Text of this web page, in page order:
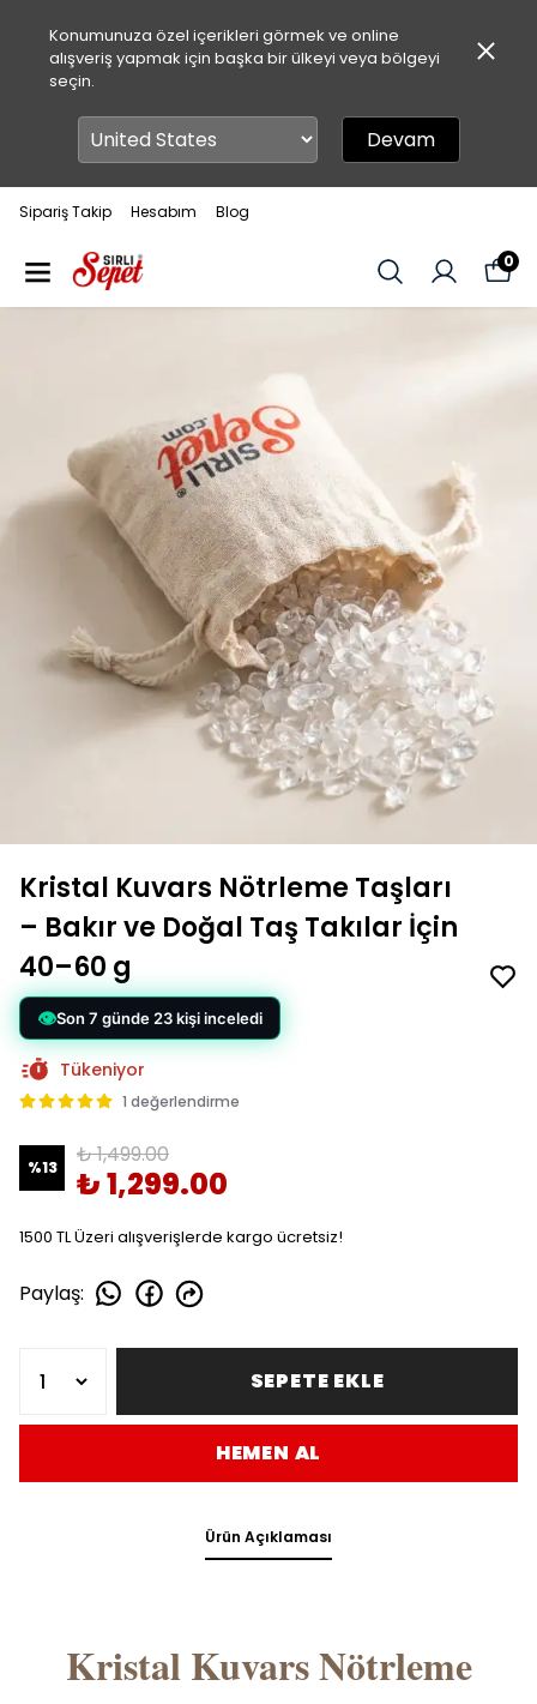
Konumunuza özel içerikleri görmek ve online
alışveriş yapmak için başka bir ülkeyi veya bölgeyi
seçin.
Devam
Sipariş Takip Hesabım Blog
0
Kristal Kuvars Nötrleme Taşları
– Bakır ve Doğal Taş Takılar İçin
40–60 g
Tükeniyor
1 değerlendirme
%13 ₺ 1,499.00
₺ 1,299.00
1500 TL Üzeri alışverişlerde kargo ücretsiz!
Paylaş:
SEPETE EKLE
HEMEN AL
Ürün Açıklaması
Kristal Kuvars Nötrleme